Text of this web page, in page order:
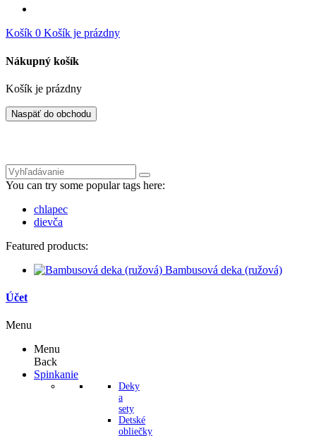
Košík 0 Košík je prázdny
Nákupný košík
Košík je prázdny
Naspäť do obchodu
You can try some popular tags here:
chlapec
dievča
Featured products:
Bambusová deka (ružová)
Účet
Menu
Menu
Back
Spinkanie
Deky
a
sety
Detské
obliečky